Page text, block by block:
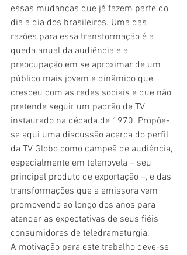
essas mudanças que já fazem parte do
dia a dia dos brasileiros. Uma das
razões para essa transformação é a
queda anual da audiência e a
preocupação em se aproximar de um
público mais jovem e dinâmico que
cresceu com as redes sociais e que não
pretende seguir um padrão de TV
instaurado na década de 1970. Propõe-
se aqui uma discussão acerca do perfil
da TV Globo como campeã de audiência,
especialmente em telenovela – seu
principal produto de exportação –, e das
transformações que a emissora vem
promovendo ao longo dos anos para
atender as expectativas de seus fiéis
consumidores de teledramaturgia.
A motivação para este trabalho deve-se